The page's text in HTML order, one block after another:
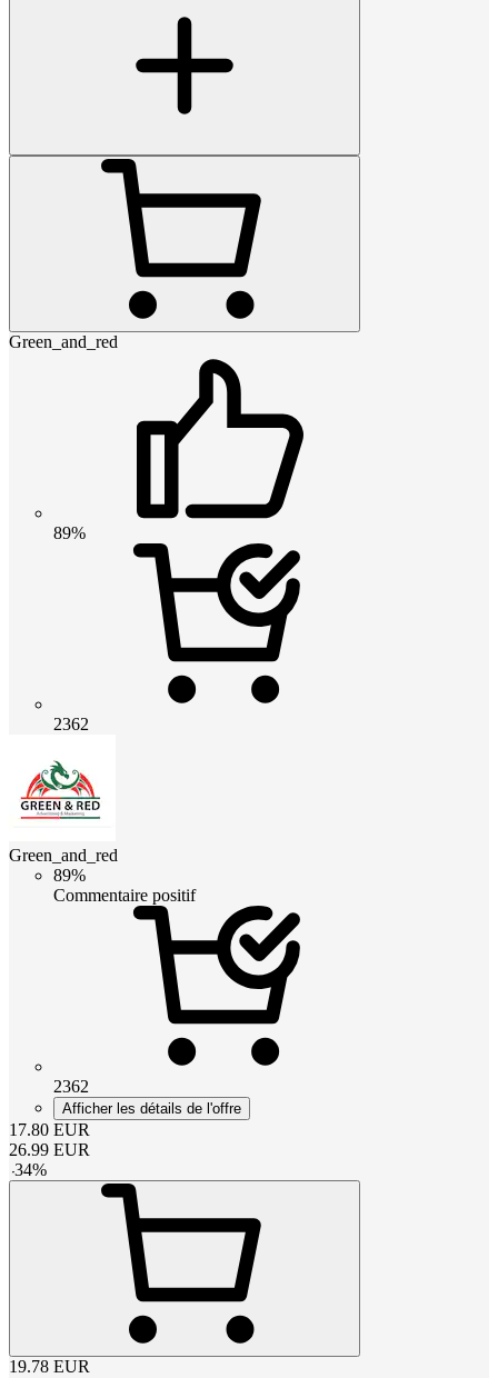
Green_and_red
89%
2362
Green_and_red
89%
Commentaire positif
2362
Afficher les détails de l'offre
17.80 EUR
26.99 EUR
-34%
19.78 EUR